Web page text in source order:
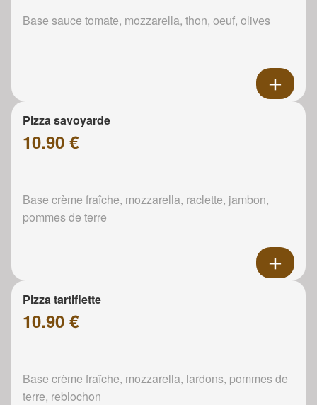
Base sauce tomate, mozzarella, thon, oeuf, olives
Pizza savoyarde
10.90 €
Base crème fraîche, mozzarella, raclette, jambon,
pommes de terre
Pizza tartiflette
10.90 €
Base crème fraîche, mozzarella, lardons, pommes de
terre, reblochon